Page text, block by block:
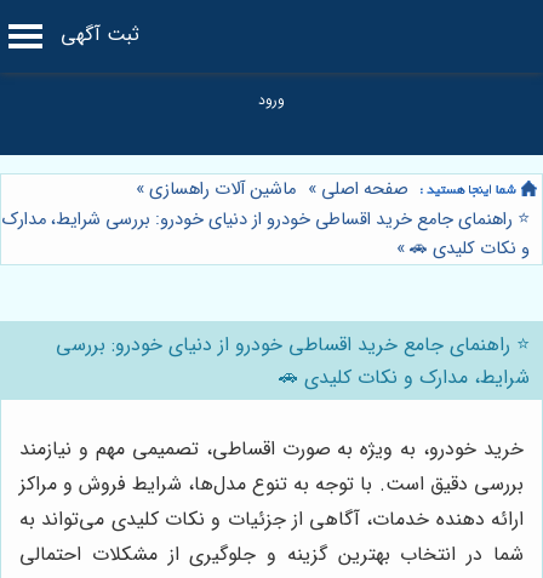
ثبت آگهی
صفحه اصلی » ماشین آلات راهسازی»
⭐️ راهنمای جامع خرید اقساطی خودرو از دنیای خودرو: بررسی شرایط، مدارک
و نکات کلیدی 🚗»
⭐️ راهنمای جامع خرید اقساطی خودرو از دنیای خودرو: بررسی
شرایط، مدارک و نکات کلیدی 🚗
خرید خودرو، به ویژه به صورت اقساطی، تصمیمی مهم و نیازمند
بررسی دقیق است. با توجه به تنوع مدل‌ها، شرایط فروش و مراکز
ارائه دهنده خدمات، آگاهی از جزئیات و نکات کلیدی می‌تواند به
شما در انتخاب بهترین گزینه و جلوگیری از مشکلات احتمالی